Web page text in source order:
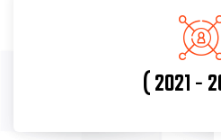
( 2021 -